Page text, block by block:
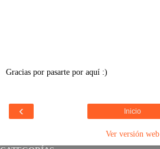
Gracias por pasarte por aquí :)
‹ Inicio
Ver versión web